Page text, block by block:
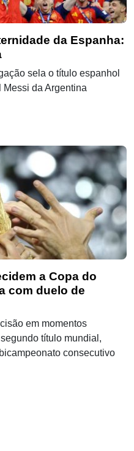
da Espanha:
sela o título espanhol
da Argentina
a Copa do
com duelo de
em momentos
título mundial,
consecutivo